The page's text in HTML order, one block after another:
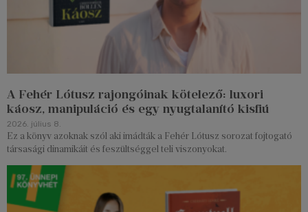
A Fehér Lótusz rajongóinak kötelező: luxori
káosz, manipuláció és egy nyugtalanító kisfiú
2026. július 8.
Ez a könyv azoknak szól aki imádták a Fehér Lótusz sorozat fojtogató
társasági dinamikáit és feszültséggel teli viszonyokat.